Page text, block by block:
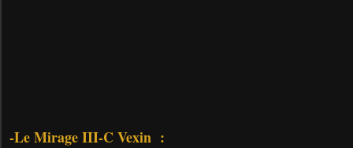
-Le Mirage III-C Vexin :